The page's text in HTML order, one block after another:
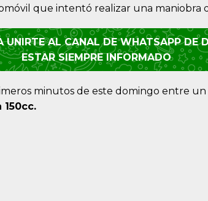
que intentó realizar una maniobra
UNIRTE AL CANAL DE WHATSAPP DE
ESTAR SIEMPRE INFORMADO
minutos de este domingo entre un
150cc.